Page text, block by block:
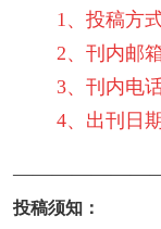
1、投稿方
2、刊内邮
3、刊内电
4、出刊日
投稿须知：